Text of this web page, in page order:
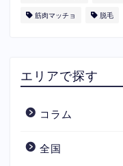
筋肉マッチョ 脱毛
エリアで探す
コラム
全国